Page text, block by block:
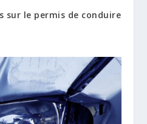
sur le permis de conduire